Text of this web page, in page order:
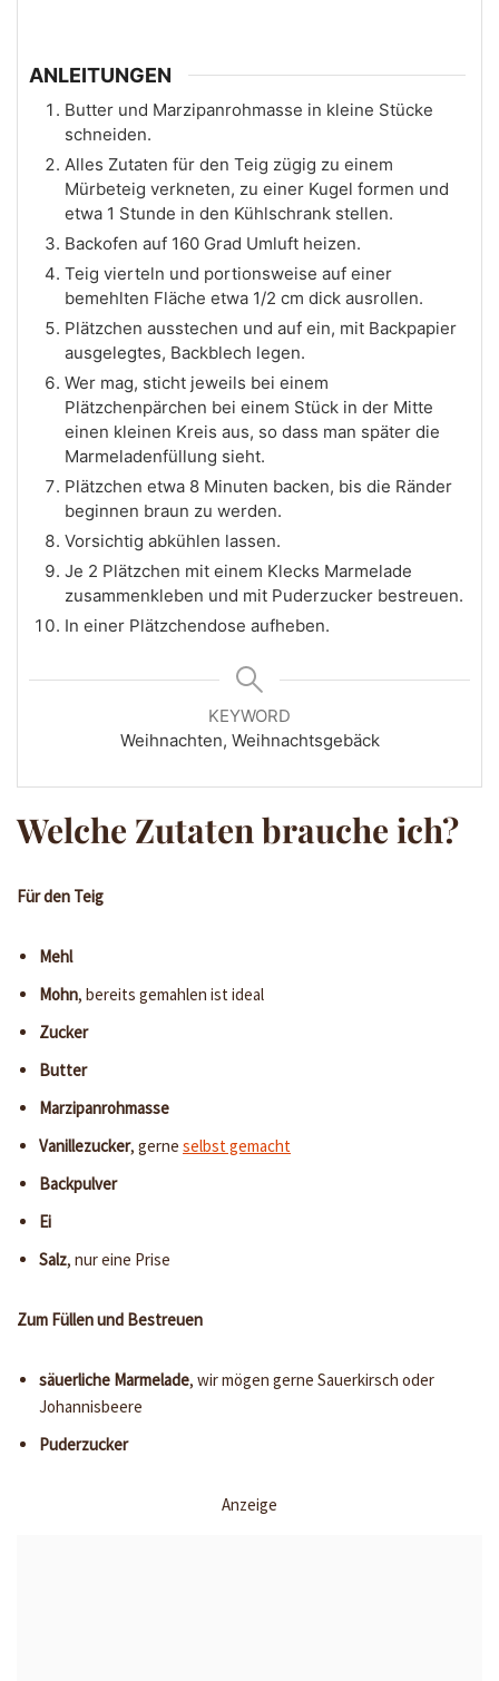
ANLEITUNGEN
Butter und Marzipanrohmasse in kleine Stücke
schneiden.
Alles Zutaten für den Teig zügig zu einem
Mürbeteig verkneten, zu einer Kugel formen und
etwa 1 Stunde in den Kühlschrank stellen.
Backofen auf 160 Grad Umluft heizen.
Teig vierteln und portionsweise auf einer
bemehlten Fläche etwa 1/2 cm dick ausrollen.
Plätzchen ausstechen und auf ein, mit Backpapier
ausgelegtes, Backblech legen.
Wer mag, sticht jeweils bei einem
Plätzchenpärchen bei einem Stück in der Mitte
einen kleinen Kreis aus, so dass man später die
Marmeladenfüllung sieht.
Plätzchen etwa 8 Minuten backen, bis die Ränder
beginnen braun zu werden.
Vorsichtig abkühlen lassen.
Je 2 Plätzchen mit einem Klecks Marmelade
zusammenkleben und mit Puderzucker bestreuen.
In einer Plätzchendose aufheben.
KEYWORD
Weihnachten, Weihnachtsgebäck
Welche Zutaten brauche ich?
Für den Teig
Mehl
Mohn, bereits gemahlen ist ideal
Zucker
Butter
Marzipanrohmasse
Vanillezucker, gerne selbst gemacht
Backpulver
Ei
Salz, nur eine Prise
Zum Füllen und Bestreuen
säuerliche Marmelade, wir mögen gerne Sauerkirsch oder
Johannisbeere
Puderzucker
Anzeige